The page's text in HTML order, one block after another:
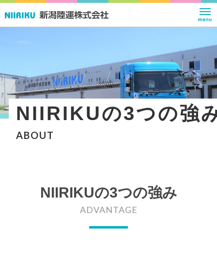
NIIRIKUの3つの強
ABOUT
NIIRIKUの3つの強み
ADVANTAGE